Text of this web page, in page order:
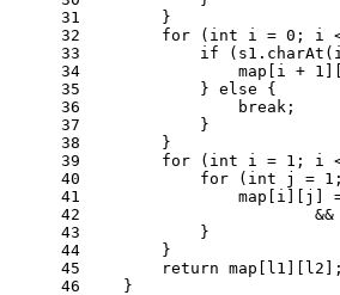
31
32
33
34
35
36
37
38
39
40
41
42
43
44
45
46
        }
for ( int i = 0 ; i
if
                map[i +
1
            }
else {
break ;
            }
        }
for ( int i = 1 ; i
for ( int j = 1
map[i][j]
            }
        }
return map[l1][l2];
    }